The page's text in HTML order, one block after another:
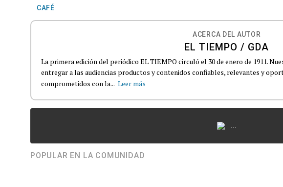
CAFÉ
ACERCA DEL AUTOR
EL TIEMPO / GDA
La primera edición del periódico EL TIEMPO circuló el 30 de enero de 1911.
entregar a las audiencias productos y contenidos confiables, relevantes y
comprometidos con la... Leer más
...
POPULAR EN LA COMUNIDAD